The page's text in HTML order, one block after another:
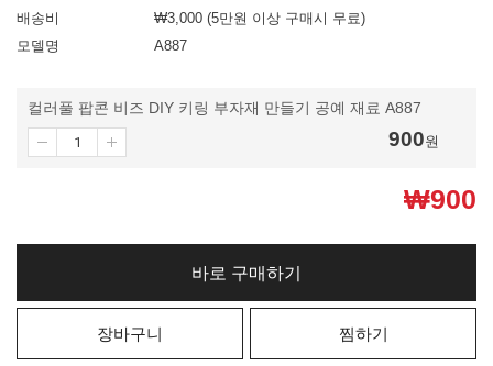
배송비
₩3,000 (5만원 이상 구매시 무료)
모델명
A887
컬러풀 팝콘 비즈 DIY 키링 부자재 만들기 공예 재료 A887
900원
₩900
바로 구매하기
장바구니 찜하기